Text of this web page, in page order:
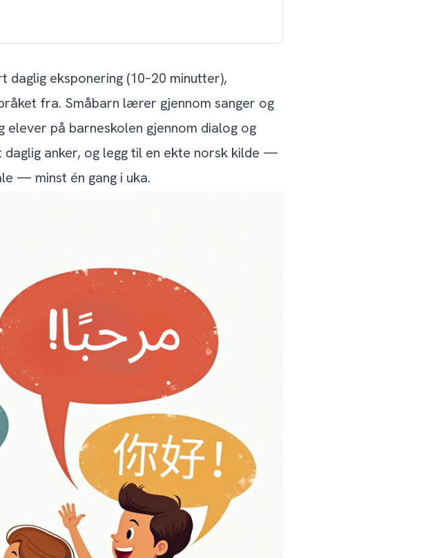
Norge?
bekymre meg?
eksponering (10–20 minutter),
fra. Småbarn lærer gjennom sanger og
elever på barneskolen gjennom dialog og
anker, og legg til en ekte norsk kilde —
— minst én gang i uka.